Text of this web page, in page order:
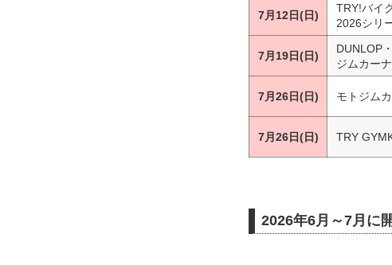
7月12日(日)
TRY!バイ
2026シリ
7月19日(日)
DUNLOP
ジムカー
7月26日(日) モトジム
7月26日(日) TRY
2026年6月～7月に